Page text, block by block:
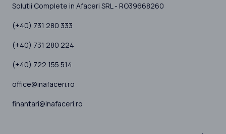
Solutii Complete in Afaceri SRL - RO39668260
(+40) 731 280 333
(+40) 731 280 224
(+40) 722 155 514
office@inafaceri.ro
finantari@inafaceri.ro